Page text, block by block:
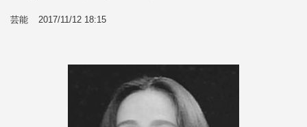
芸能 2017/11/12 18:15